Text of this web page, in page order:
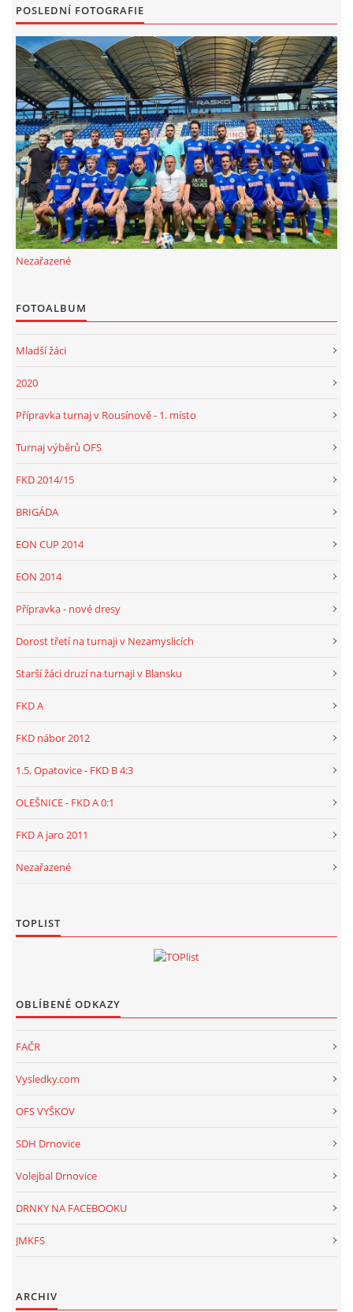
POSLEDNÍ FOTOGRAFIE
Nezařazené
FOTOALBUM
Mladší žáci
2020
Přípravka turnaj v Rousínově - 1. místo
Turnaj výběrů OFS
FKD 2014/15
BRIGÁDA
EON CUP 2014
EON 2014
Přípravka - nové dresy
Dorost třetí na turnaji v Nezamyslicích
Starší žáci druzí na turnaji v Blansku
FKD A
FKD nábor 2012
1.5. Opatovice - FKD B 4:3
OLEŠNICE - FKD A 0:1
FKD A jaro 2011
Nezařazené
TOPLIST
OBLÍBENÉ ODKAZY
FAČR
Vysledky.com
OFS VYŠKOV
SDH Drnovice
Volejbal Drnovice
DRNKY NA FACEBOOKU
JMKFS
ARCHIV